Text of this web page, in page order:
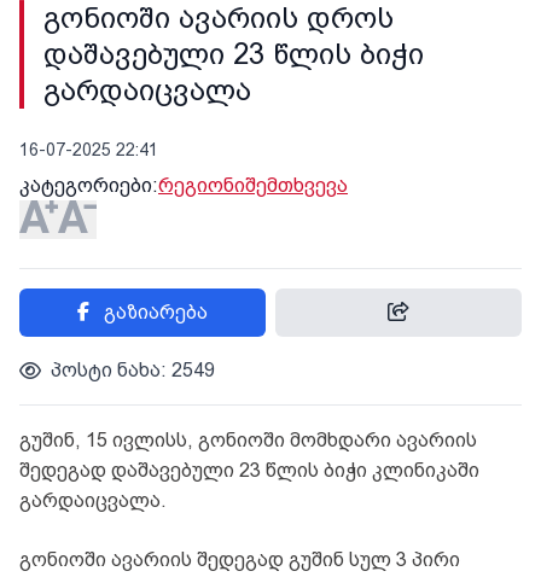
გონიოში ავარიის დროს
დაშავებული 23 წლის ბიჭი
გარდაიცვალა
16-07-2025 22:41
კატეგორიები:რეგიონიშემთხვევა
გაზიარება
პოსტი ნახა: 2549
გუშინ, 15 ივლისს, გონიოში მომხდარი ავარიის
შედეგად დაშავებული 23 წლის ბიჭი კლინიკაში
გარდაიცვალა.
გონიოში ავარიის შედეგად გუშინ სულ 3 პირი